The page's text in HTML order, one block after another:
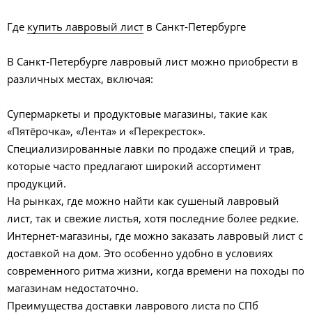
Где купить лавровый лист в Санкт-Петербурге
В Санкт-Петербурге лавровый лист можно приобрести в
различных местах, включая:
Супермаркеты и продуктовые магазины, такие как
«Пятёрочка», «Лента» и «Перекресток».
Специализированные лавки по продаже специй и трав,
которые часто предлагают широкий ассортимент
продукций.
На рынках, где можно найти как сушеный лавровый
лист, так и свежие листья, хотя последние более редкие.
Интернет-магазины, где можно заказать лавровый лист с
доставкой на дом. Это особенно удобно в условиях
современного ритма жизни, когда времени на походы по
магазинам недостаточно.
Преимущества доставки лаврового листа по СПб